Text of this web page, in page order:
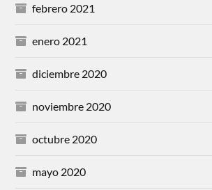
febrero 2021
enero 2021
diciembre 2020
noviembre 2020
octubre 2020
mayo 2020